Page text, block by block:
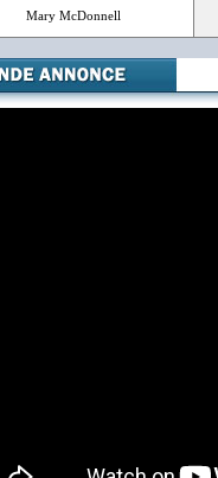
Mary McDonnell